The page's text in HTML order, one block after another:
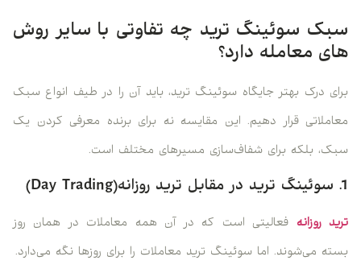
سبک سوئینگ ترید چه تفاوتی با سایر روش
‌های معامله دارد؟
برای درک بهتر جایگاه سوئینگ ترید، باید آن را در طیف انواع سبک
معاملاتی قرار دهیم. این مقایسه نه برای برنده معرفی کردن یک
سبک، بلکه برای شفاف‌سازی مسیرهای مختلف است.
1. سوئینگ ترید در مقابل ترید روزانه(Day Trading)
ترید روزانه فعالیتی است که در آن همه معاملات در همان روز
بسته می‌شوند. اما سوئینگ ترید معاملات را برای روزها نگه می‌دارد.